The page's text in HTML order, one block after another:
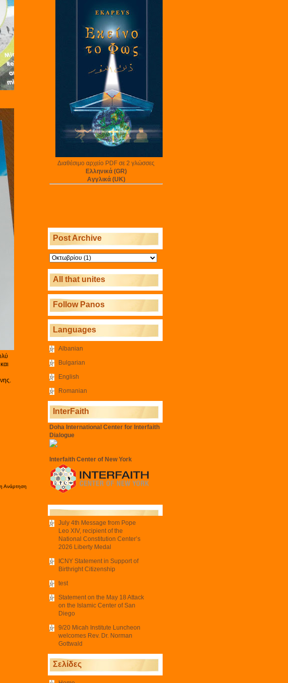
Διαθέσιμο αρχείο PDF σε 2 γλώσσες
Ελληνικά (GR)
Αγγλικά (UK)
Post Archive
All that unites
Follow Panos
Languages
Albanian
Bulgarian
English
Romanian
InterFaith
Doha International Center for Interfaith
Dialogue
Interfaith Center of New York
July 4th Message from Pope
Leo XIV, recipient of the
National Constitution Center’s
2026 Liberty Medal
ICNY Statement in Support of
Birthright Citizenship
test
Statement on the May 18 Attack
on the Islamic Center of San
Diego
9/20 Micah Institute Luncheon
welcomes Rev. Dr. Norman
Gottwald
Σελίδες
Ανάρτηση